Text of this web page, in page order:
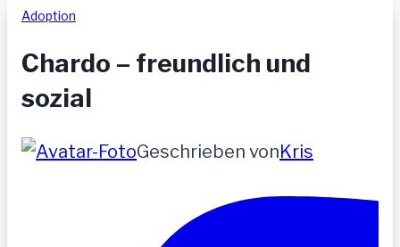
Adoption
Chardo – freundlich und
sozial
Geschrieben vonKris